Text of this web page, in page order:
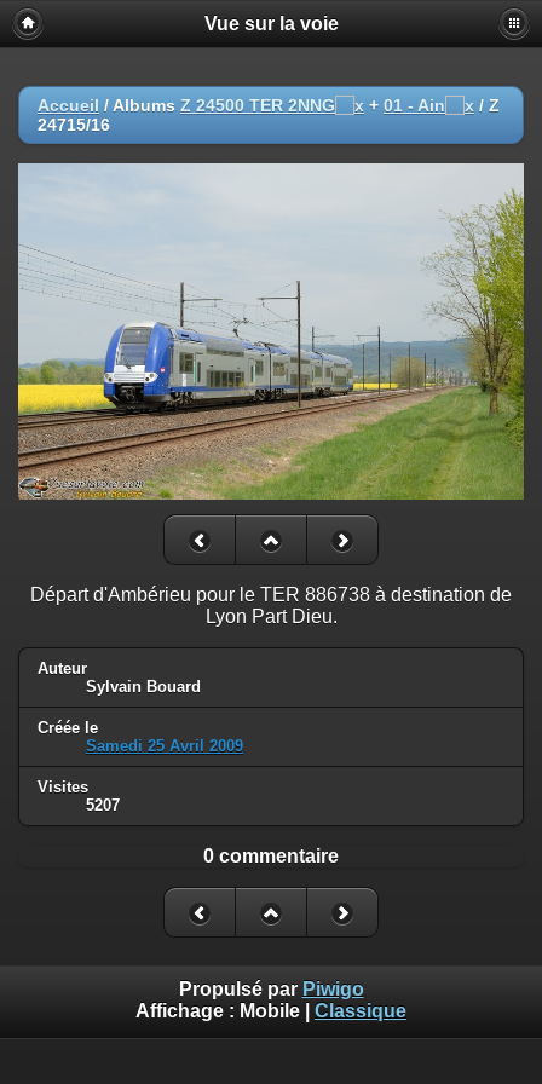
Vue sur la voie
Accueil / Albums Z 24500 TER 2NNG + 01 - Ain / Z
24715/16
Départ d'Ambérieu pour le TER 886738 à destination de
Lyon Part Dieu.
Auteur
Sylvain Bouard
Créée le
Samedi 25 Avril 2009
Visites
5207
0 commentaire
Propulsé par Piwigo
Affichage : Mobile Classique